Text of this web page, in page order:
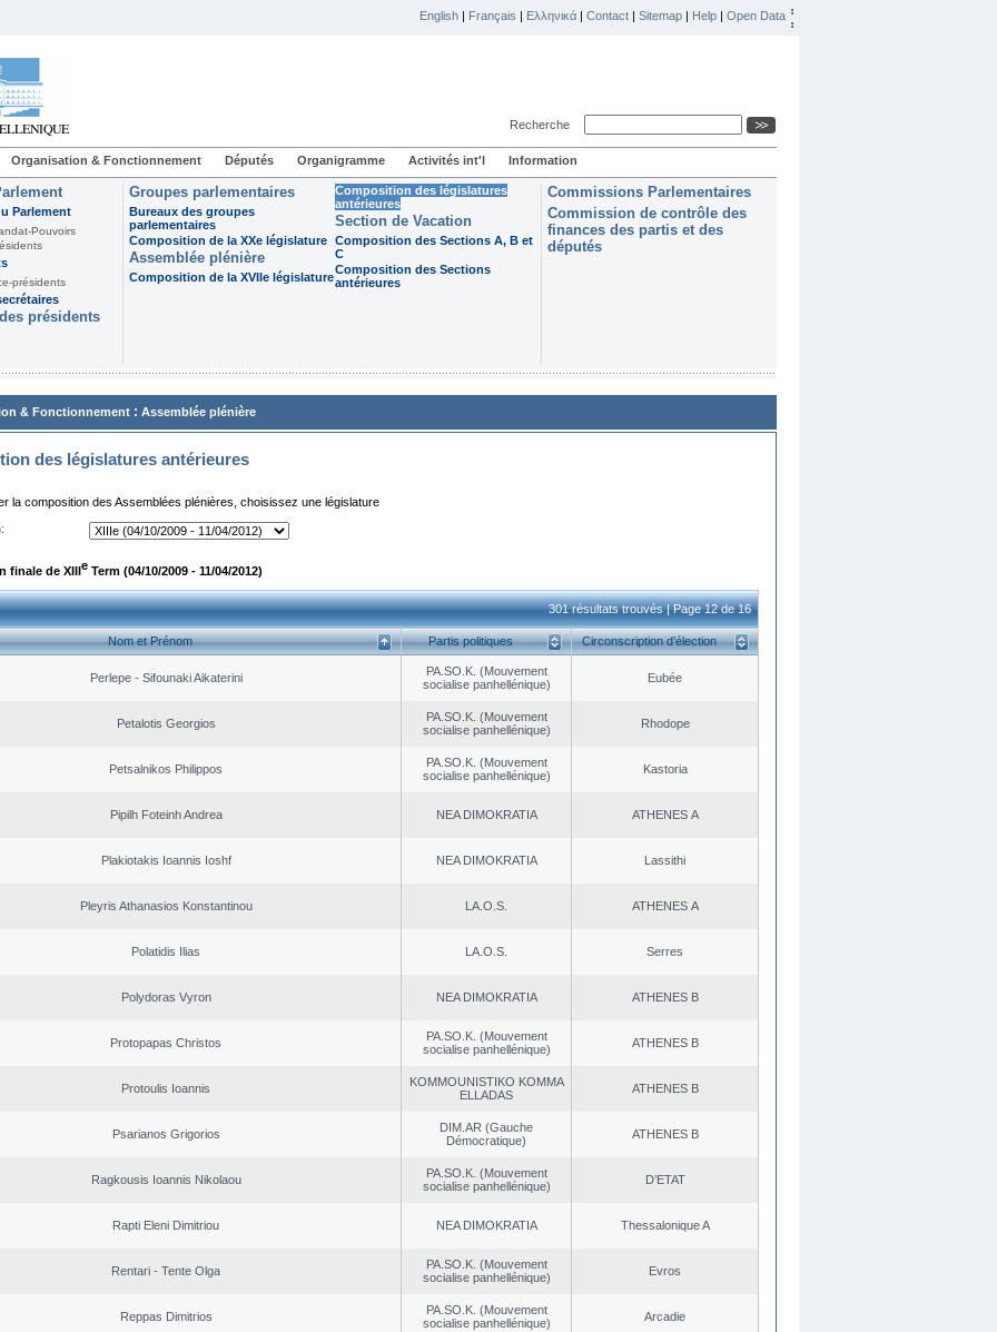
English | Français | Ελληνικά | Contact | Sitemap | Help | Open Data
Recherche
Organisation & Fonctionnement Députés Organigramme Activités int'l Information
Parlement
Pouvoirs
présidents
présidents
Groupes parlementaires
Bureaux des groupes
parlementaires
Composition de la XXe législature
Assemblée plénière
Composition de la XVIIe législature
Composition des législatures
antérieures
Section de Vacation
Composition des Sections A, B et
C
Composition des Sections
antérieures
Commissions Parlementaires
Commission de contrôle des
finances des partis et des
députés
& Fonctionnement : Assemblée plénière
des législatures antérieures
la composition des Assemblées plénières, choisissez une législature
finale de XIIIe Term (04/10/2009 - 11/04/2012)
301 résultats trouvés | Page 12 de 16
Nom et Prénom Partis politiques Circonscription d’élection
Perlepe - Sifounaki Aikaterini
PA.SO.K. (Mouvement
socialise panhellénique)
Eubée
Petalotis Georgios
PA.SO.K. (Mouvement
socialise panhellénique)
Rhodope
Petsalnikos Philippos
PA.SO.K. (Mouvement
socialise panhellénique)
Kastoria
Pipilh Foteinh Andrea NEA DΙMOKRATIA ATHENES Α
Plakiotakis Ioannis Ioshf NEA DΙMOKRATIA Lassithi
Pleyris Athanasios Konstantinou LA.O.S. ATHENES Α
Polatidis Ilias LA.O.S. Serres
Polydoras Vyron NEA DΙMOKRATIA ATHENES Β
Protopapas Christos
PA.SO.K. (Mouvement
socialise panhellénique)
ATHENES Β
Protoulis Ioannis
KOMMOUNISTIKO KOMMA
ELLADAS
ATHENES Β
Psarianos Grigorios
DIM.AR (Gauche
Démocratique)
ATHENES Β
Ragkousis Ioannis Nikolaou
PA.SO.K. (Mouvement
socialise panhellénique)
D’ETAT
Rapti Eleni Dimitriou NEA DΙMOKRATIA Thessalonique A
Rentari - Tente Olga
PA.SO.K. (Mouvement
socialise panhellénique)
Evros
Reppas Dimitrios
PA.SO.K. (Mouvement
socialise panhellénique)
Arcadie